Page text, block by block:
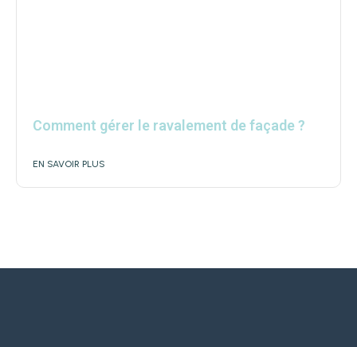
Comment gérer le ravalement de façade ?
EN SAVOIR PLUS